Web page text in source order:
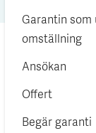
Garantin
omställning
Ansökan
Offert
Begär garanti